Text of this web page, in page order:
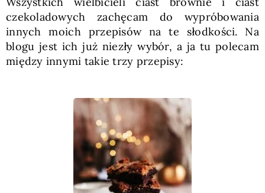
czekoladowych zachęcam do wypróbowania
innych moich przepisów na te słodkości. Na
blogu jest ich już niezły wybór, a ja tu polecam
między innymi takie trzy przepisy: